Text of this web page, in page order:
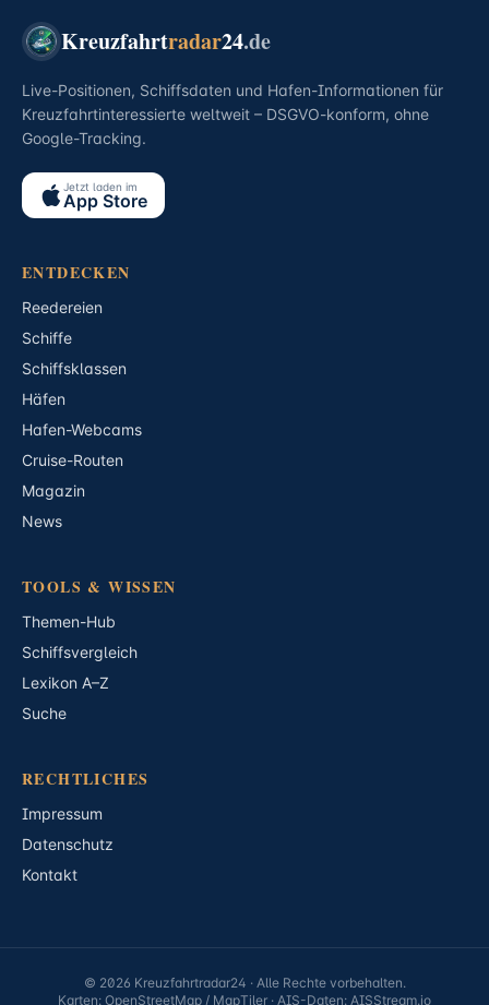
Kreuzfahrtradar24.de
Live-Positionen, Schiffsdaten und Hafen-Informationen für
Kreuzfahrtinteressierte weltweit – DSGVO-konform, ohne
Google-Tracking.
Jetzt laden im
App Store
ENTDECKEN
Reedereien
Schiffe
Schiffsklassen
Häfen
Hafen-Webcams
Cruise-Routen
Magazin
News
TOOLS & WISSEN
Themen-Hub
Schiffsvergleich
Lexikon A–Z
Suche
RECHTLICHES
Impressum
Datenschutz
Kontakt
© 2026 Kreuzfahrtradar24 · Alle Rechte vorbehalten.
Karten: OpenStreetMap / MapTiler · AIS-Daten: AISStream.io